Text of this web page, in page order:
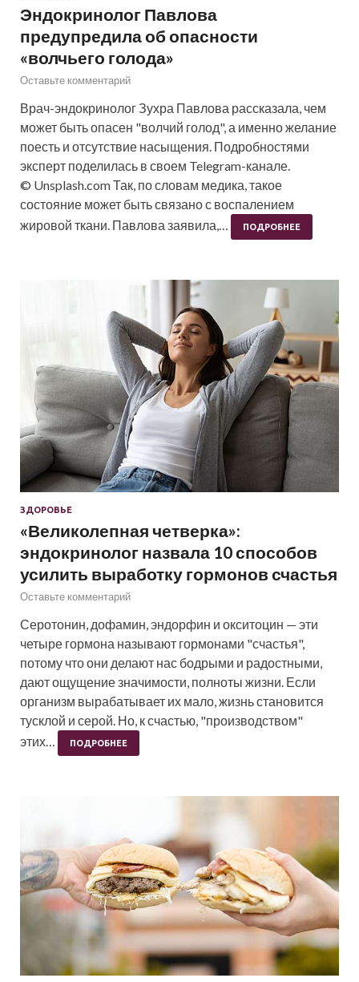
Эндокринолог Павлова
предупредила об опасности
«волчьего голода»
Оставьте комментарий
Врач-эндокринолог Зухра Павлова рассказала, чем
может быть опасен "волчий голод", а именно желание
поесть и отсутствие насыщения. Подробностями
эксперт поделилась в своем Telegram-канале.
© Unsplash.com Так, по словам медика, такое
состояние может быть связано с воспалением
жировой ткани. Павлова заявила,…
ПОДРОБНЕЕ
ЗДОРОВЬЕ
«Великолепная четверка»:
эндокринолог назвала 10 способов
усилить выработку гормонов счастья
Оставьте комментарий
Серотонин, дофамин, эндорфин и окситоцин — эти
четыре гормона называют гормонами "счастья",
потому что они делают нас бодрыми и радостными,
дают ощущение значимости, полноты жизни. Если
организм вырабатывает их мало, жизнь становится
тусклой и серой. Но, к счастью, "производством"
этих…
ПОДРОБНЕЕ